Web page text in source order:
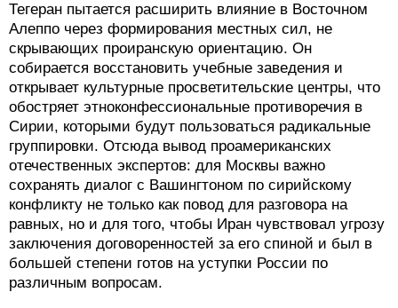
Тегеран пытается расширить влияние в Восточном
Алеппо через формирования местных сил, не
скрывающих проиранскую ориентацию. Он
собирается восстановить учебные заведения и
открывает культурные просветительские центры, что
обостряет этноконфессиональные противоречия в
Сирии, которыми будут пользоваться радикальные
группировки. Отсюда вывод проамериканских
отечественных экспертов: для Москвы важно
сохранять диалог с Вашингтоном по сирийскому
конфликту не только как повод для разговора на
равных, но и для того, чтобы Иран чувствовал угрозу
заключения договоренностей за его спиной и был в
большей степени готов на уступки России по
различным вопросам.